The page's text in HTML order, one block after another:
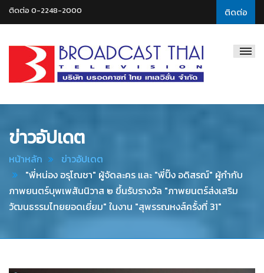
ติดต่อ
ติดต่อ 0-2248-2000
Thai
ข่าวอัปเดต
หน้าหลัก
ข่าวอัปเดต
"พี่หน่อง อรุโณชา" ผู้จัดละคร และ "พี่ปิ๊ง อดิสรณ์" ผู้กำกับ
ภาพยนตร์บุพเพสันนิวาส ๒ ขึ้นรับรางวัล "ภาพยนตร์ส่งเสริม
วัฒนธรรมไทยยอดเยี่ยม" ในงาน "สุพรรณหงส์ครั้งที่ 31"